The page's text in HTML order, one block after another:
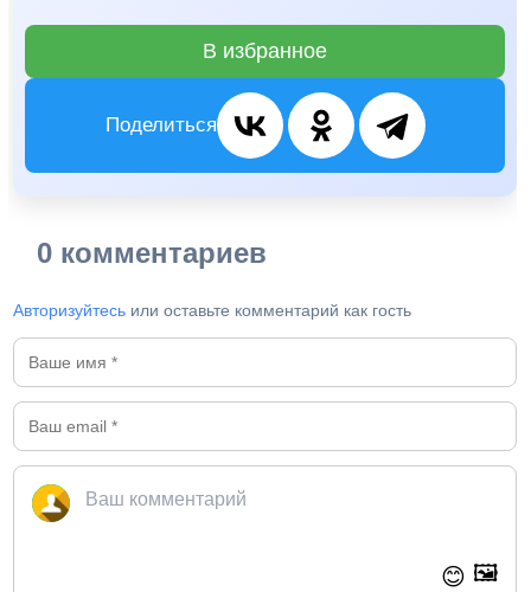
В избранное
Поделиться
0 комментариев
Авторизуйтесь или оставьте комментарий как гость
😊 🖼️